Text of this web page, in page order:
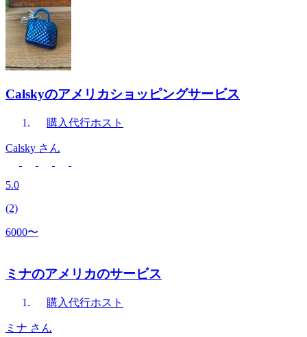
Calskyのアメリカショッピングサービス
購入代行ホスト
Calsky さん
5.0
(2)
6000〜
ミナのアメリカのサービス
購入代行ホスト
ミナ さん